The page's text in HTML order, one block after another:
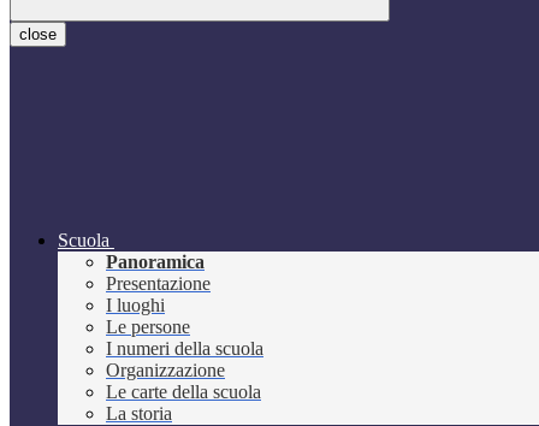
close
Scuola
Panoramica
Presentazione
I luoghi
Le persone
I numeri della scuola
Organizzazione
Le carte della scuola
La storia